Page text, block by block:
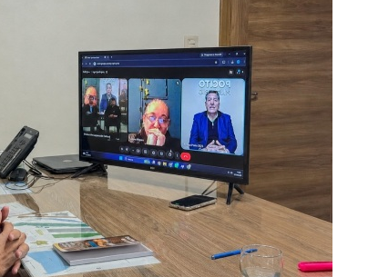
La Cámara de Diputados
presentó el concurso "San
Juan Escribe" en Santa
Lucía